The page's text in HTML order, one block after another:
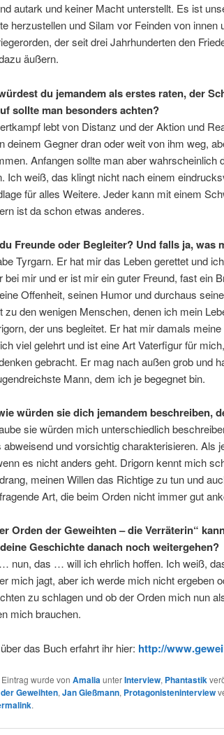
autark und keiner Macht unterstellt. Es ist
herzustellen und Silam vor Feinden von
der seit drei Jahrhunderten den
äußern.
du jemandem als erstes raten, der
sollte man besonders achten?
lebt von Distanz und der Aktion und
deinem Gegner dran oder weit von ihm weg,
Anfangen sollte man aber wahrscheinlich
Ich weiß, das klingt nicht nach einem
für alles Weitere. Jeder kann mit einem
ist da schon etwas anderes.
Freunde oder Begleiter? Und falls ja, was
Tyrgarn. Er hat mir das Leben gerettet und
bei mir und er ist mir ein guter Freund, fast ein
Offenheit, seinen Humor und durchaus
zu den wenigen Menschen, denen ich mein
der uns begleitet. Er hat mir damals
viel gelehrt und ist eine Art Vaterfigur für
gebracht. Er mag nach außen grob und
Mann, dem ich je begegnet bin.
würden sie dich jemandem beschreiben,
sie würden mich unterschiedlich
abweisend und vorsichtig charakterisieren. Als
es nicht anders geht. Drigorn kennt mich
meinen Willen das Richtige zu tun und
Art, die beim Orden nicht immer gut
Orden der Geweihten – die Verräterin“
Geschichte danach noch weitergehen?
nun, das … will ich ehrlich hoffen. Ich weiß,
mich jagt, aber ich werde mich nicht ergeben
zu schlagen und ob der Orden mich nun
mich brauchen.
das Buch erfahrt ihr hier: http://
wurde von AmaliaunterInterview, Phantastik
Geweihten, Jan Gießmann, Protagonisteninterview
.